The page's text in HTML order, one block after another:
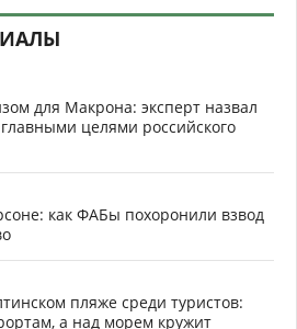
для Макрона: эксперт назвал
целями российского
как ФАБы похоронили взвод
пляже среди туристов:
а над морем кружит